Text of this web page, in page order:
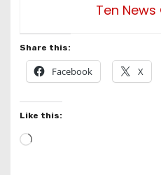
Ten News
Share this:
Facebook X
Like this:
L